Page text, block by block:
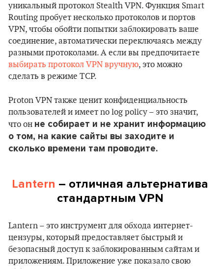
уникальный протокол Stealth VPN. Функция Smart
Routing пробует несколько протоколов и портов
VPN, чтобы обойти попытки заблокировать ваше
соединение, автоматически переключаясь между
разными протоколами. А если вы предпочитаете
выбирать протокол VPN вручную, это можно
сделать в режиме TCP.
Proton VPN также ценит конфиденциальность
пользователей и имеет no log policy – это значит,
что он не собирает и не хранит информацию
о том, на какие сайты вы заходите и
сколько времени там проводите.
Lantern – отличная альтернатива
стандартным VPN
Lantern – это инструмент для обхода интернет-
цензуры, который предоставляет быстрый и
безопасный доступ к заблокированным сайтам и
приложениям. Приложение уже показало свою